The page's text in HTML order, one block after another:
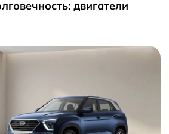
Забота
на дорогах
о дилере
двигатели